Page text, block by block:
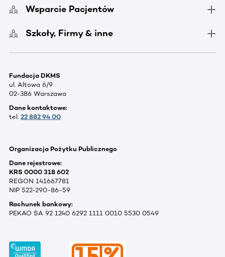
Wsparcie Pacjentów
Szkoły, Firmy & inne
Fundacja DKMS
ul. Altowa 6/9
02-386 Warszawa
Dane kontaktowe:
tel. 22 882 94 00
Organizacja Pożytku Publicznego
Dane rejestrowe:
KRS 0000 318 602
REGON 141667781
NIP 522-290-86-59
Rachunek bankowy:
PEKAO SA 92 1240 6292 1111 0010 5530 0549